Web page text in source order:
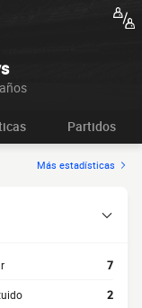
Partidos
Más estadísticas
7
2